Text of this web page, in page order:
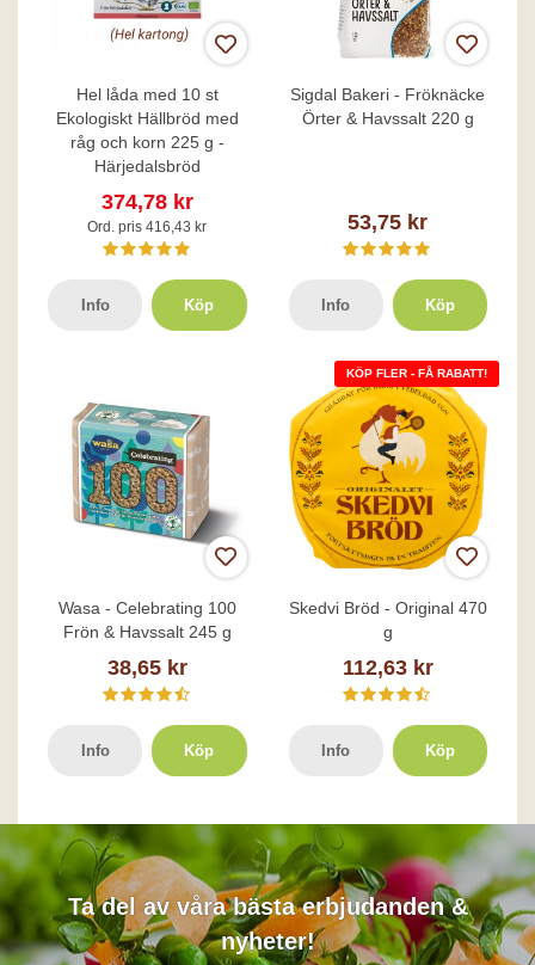
Hel låda med 10 st
Ekologiskt Hällbröd med
råg och korn 225 g -
Härjedalsbröd
374,78 kr
Ord. pris 416,43 kr
Info Köp
Sigdal Bakeri - Fröknäcke
Örter & Havssalt 220 g
53,75 kr
Info Köp
Wasa - Celebrating 100
Frön & Havssalt 245 g
38,65 kr
Info Köp
KÖP FLER - FÅ RABATT!
Skedvi Bröd - Original 470
g
112,63 kr
Info Köp
Ta del av våra bästa erbjudanden &
nyheter!